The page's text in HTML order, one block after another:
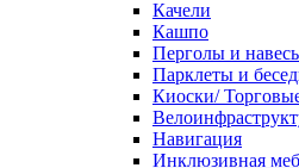
Качели
Кашпо
Перголы и
Парклеты и
Киоски/
Навигация
Инклюзивная